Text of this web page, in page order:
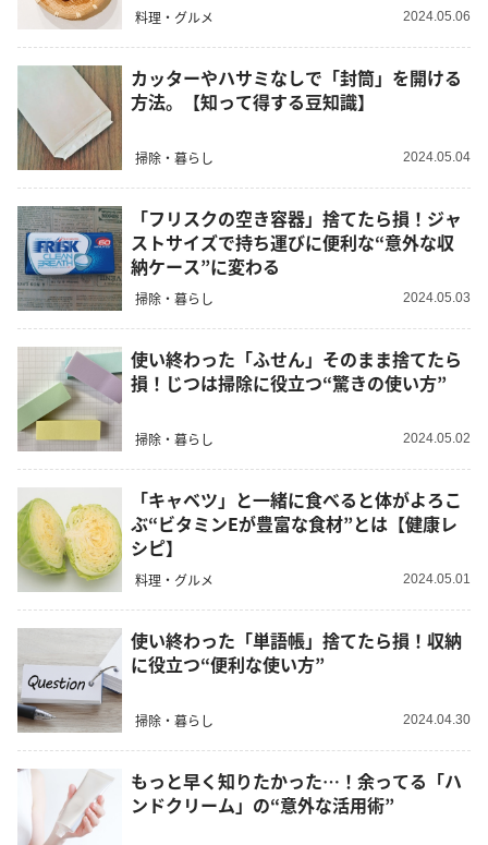
料理・グルメ 2024.05.06
カッターやハサミなしで「封筒」を開ける
方法。【知って得する豆知識】
掃除・暮らし 2024.05.04
「フリスクの空き容器」捨てたら損！ジャ
ストサイズで持ち運びに便利な“意外な収
納ケース”に変わる
掃除・暮らし 2024.05.03
使い終わった「ふせん」そのまま捨てたら
損！じつは掃除に役立つ“驚きの使い方”
掃除・暮らし 2024.05.02
「キャベツ」と一緒に食べると体がよろこ
ぶ“ビタミンEが豊富な食材”とは【健康レ
シピ】
料理・グルメ 2024.05.01
使い終わった「単語帳」捨てたら損！収納
に役立つ“便利な使い方”
掃除・暮らし 2024.04.30
もっと早く知りたかった…！余ってる「ハ
ンドクリーム」の“意外な活用術”